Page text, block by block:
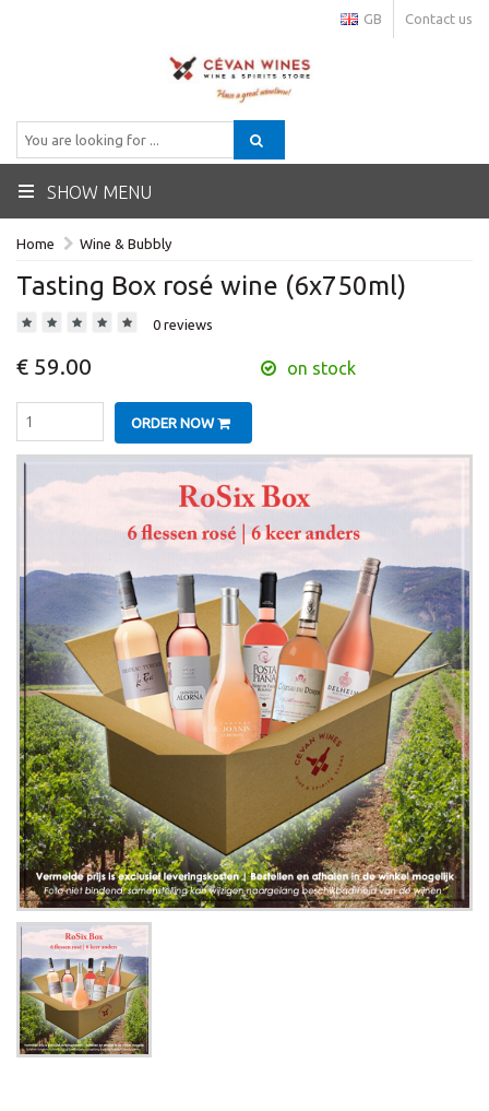
Contact us
GB
SHOW MENU
Home Wine & Bubbly
Tasting Box rosé wine (6x750ml)
0 reviews
€ 59.00 on stock
ORDER NOW